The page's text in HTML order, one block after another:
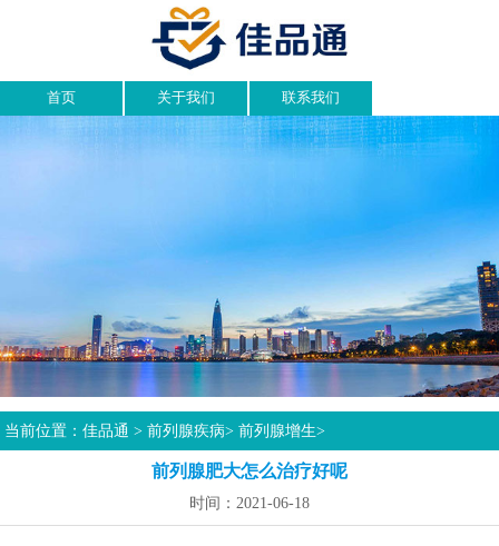
首页 关于我们 联系我们
当前位置：佳品通 >前列腺疾病>前列腺增生>
前列腺肥大怎么治疗好呢
时间：2021-06-18